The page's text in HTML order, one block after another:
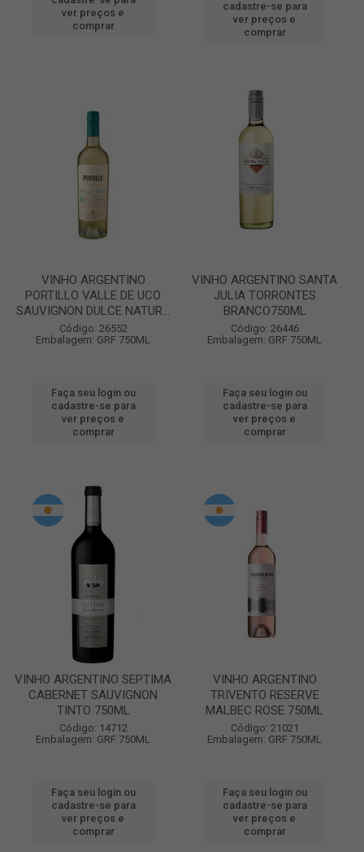
ver preços e
comprar
cadastre-se para
ver preços e
comprar
VINHO ARGENTINO
PORTILLO VALLE DE UCO
SAUVIGNON DULCE NATUR...
Código: 26552
Embalagem: GRF 750ML
Faça seu login ou
cadastre-se para
ver preços e
comprar
VINHO ARGENTINO SANTA
JULIA TORRONTES
BRANCO750ML
Código: 26446
Embalagem: GRF 750ML
Faça seu login ou
cadastre-se para
ver preços e
comprar
VINHO ARGENTINO SEPTIMA
CABERNET SAUVIGNON
TINTO 750ML
Código: 14712
Embalagem: GRF 750ML
Faça seu login ou
cadastre-se para
ver preços e
comprar
VINHO ARGENTINO
TRIVENTO RESERVE
MALBEC ROSE 750ML
Código: 21021
Embalagem: GRF 750ML
Faça seu login ou
cadastre-se para
ver preços e
comprar